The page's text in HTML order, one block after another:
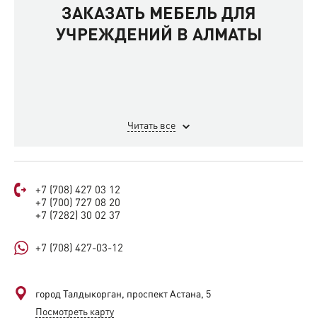
ЗАКАЗАТЬ МЕБЕЛЬ ДЛЯ
УЧРЕЖДЕНИЙ В АЛМАТЫ
Читать все
+7 (708) 427 03 12
+7 (700) 727 08 20
+7 (7282) 30 02 37
+7 (708) 427-03-12
город Талдыкорган, проспект Астана, 5
Посмотреть карту